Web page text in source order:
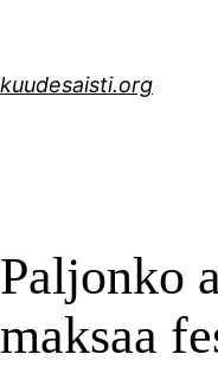
kuudesaisti.org
Paljonko
maksaa